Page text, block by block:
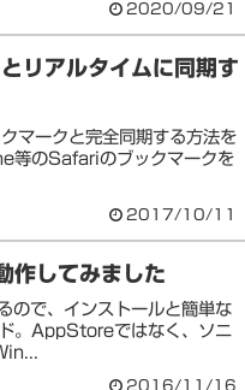
2020/09/21
アルタイムに同期す
ークと完全同期する方法を
等のSafariのブックマークを
2017/10/11
作してみました
ので、インストールと簡単な
。AppStoreではなく、ソニ
2016/11/16